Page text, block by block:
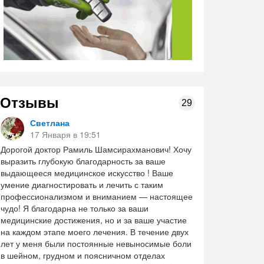
Отзывы 29
Светлана
17 Января в 19:51
Дорогой доктор Рамиль Шамсирахманович! Хочу
выразить глубокую благодарность за ваше
выдающееся медицинское искусство ! Ваше
умение диагностировать и лечить с таким
профессионализмом и вниманием — настоящее
чудо! Я благодарна не только за ваши
медицинские достижения, но и за ваше участие
на каждом этапе моего лечения. В течение двух
лет у меня были постоянные невыносимые боли
в шейном, грудном и поясничном отделах